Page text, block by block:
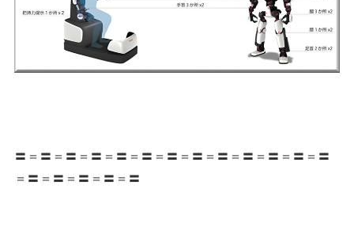
〓＝〓＝〓＝〓＝〓＝〓＝〓＝〓＝〓＝〓＝〓＝〓＝〓
＝〓＝〓＝〓＝〓＝〓